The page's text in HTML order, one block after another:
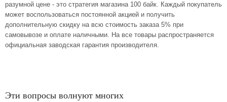
разумной цене - это стратегия магазина 100 байк. Каждый покупатель
может воспользоваться постоянной акцией и получить
дополнительную скидку на всю стоимость заказа 5% при
самовывозе и оплате наличными. На все товары распространяется
официальная заводская гарантия производителя.
Эти вопросы волнуют многих